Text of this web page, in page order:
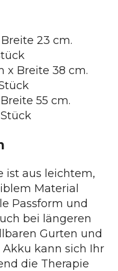
23 cm.
x Breite 38 cm.
55 cm.
ist aus leichtem,
Material
Passform und
bei längeren
Gurten und
kann sich Ihr
die Therapie